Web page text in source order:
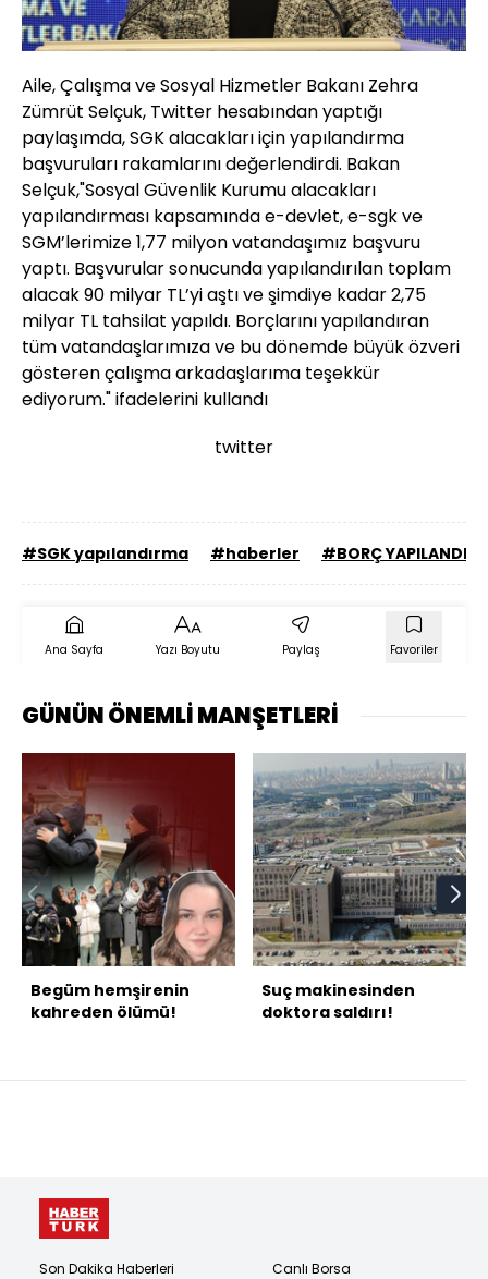
Aile, Çalışma ve Sosyal Hizmetler Bakanı Zehra
Zümrüt Selçuk, Twitter hesabından yaptığı
paylaşımda, SGK alacakları için yapılandırma
başvuruları rakamlarını değerlendirdi. Bakan
Selçuk,"Sosyal Güvenlik Kurumu alacakları
yapılandırması kapsamında e-devlet, e-sgk ve
SGM’lerimize 1,77 milyon vatandaşımız başvuru
yaptı. Başvurular sonucunda yapılandırılan toplam
alacak 90 milyar TL’yi aştı ve şimdiye kadar 2,75
milyar TL tahsilat yapıldı. Borçlarını yapılandıran
tüm vatandaşlarımıza ve bu dönemde büyük özveri
gösteren çalışma arkadaşlarıma teşekkür
ediyorum." ifadelerini kullandı
twitter
#SGK yapılandırma #haberler #BORÇ
Ana Sayfa Yazı Boyutu Paylaş Favoriler
GÜNÜN ÖNEMLİ MANŞETLERİ
Begüm hemşirenin
kahreden ölümü!
Suç makinesinden
doktora saldırı!
Son Dakika Haberleri
Canlı Borsa